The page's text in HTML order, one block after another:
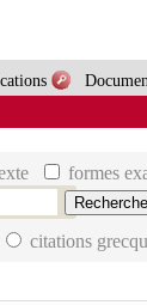
formes
citations